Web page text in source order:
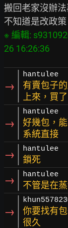
搬回老家沒辦
※ 編輯:
→
hantulee
有賣包子
上來，買了
→
hantulee
好幾包，
系統直接
→ hantulee
鎖死
→ hantulee
不管是在
→
你要找有
很久